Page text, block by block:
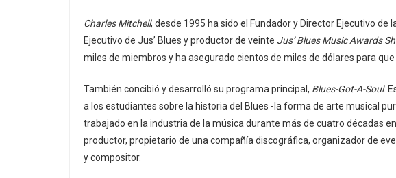
Charles Mitchell, desde 1995 ha sido el Fundador y Director Ejecutivo de
Ejecutivo de Jus’ Blues y productor de veinte Jus’ Blues Music Awards
miles de miembros y ha asegurado cientos de miles de dólares para
También concibió y desarrolló su programa principal, Blues-Got-A-Soul.
a los estudiantes sobre la historia del Blues -la forma de arte musical
trabajado en la industria de la música durante más de cuatro décadas
productor, propietario de una compañía discográfica, organizador de
y compositor.